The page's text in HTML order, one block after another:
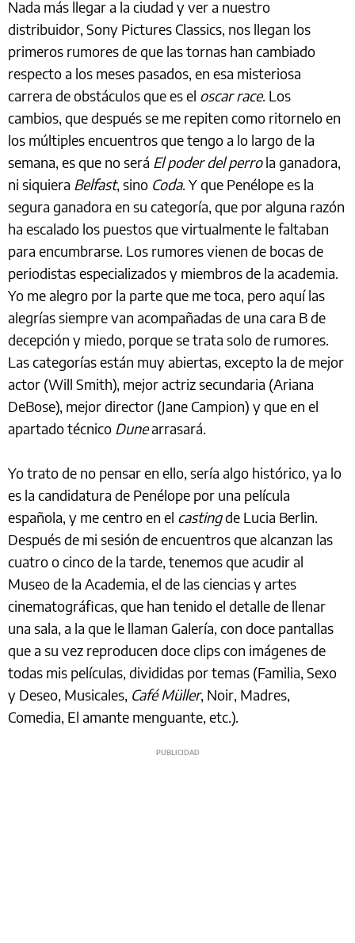
Nada más llegar a la ciudad y ver a nuestro
distribuidor, Sony Pictures Classics, nos llegan los
primeros rumores de que las tornas han cambiado
respecto a los meses pasados, en esa misteriosa
carrera de obstáculos que es el oscar race. Los
cambios, que después se me repiten como ritornelo en
los múltiples encuentros que tengo a lo largo de la
semana, es que no será El poder del perrola ganadora,
ni siquiera Belfast, sino Coda. Y que Penélope es la
segura ganadora en su categoría, que por alguna razón
ha escalado los puestos que virtualmente le faltaban
para encumbrarse. Los rumores vienen de bocas de
periodistas especializados y miembros de la academia.
Yo me alegro por la parte que me toca, pero aquí las
alegrías siempre van acompañadas de una cara B de
decepción y miedo, porque se trata solo de rumores.
Las categorías están muy abiertas, excepto la de mejor
actor (Will Smith), mejor actriz secundaria (Ariana
DeBose), mejor director (Jane Campion) y que en el
apartado técnico Dunearrasará.
Yo trato de no pensar en ello, sería algo histórico, ya lo
es la candidatura de Penélope por una película
española, y me centro en el castingde Lucia Berlin.
Después de mi sesión de encuentros que alcanzan las
cuatro o cinco de la tarde, tenemos que acudir al
Museo de la Academia, el de las ciencias y artes
cinematográficas, que han tenido el detalle de llenar
una sala, a la que le llaman Galería, con doce pantallas
que a su vez reproducen doce clips con imágenes de
todas mis películas, divididas por temas (Familia, Sexo
y Deseo, Musicales, Café Müller, Noir, Madres,
Comedia, El amante menguante, etc.).